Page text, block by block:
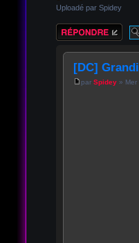
Uploadé par Spidey
Répondre
[DC]
par Spidey» Mer